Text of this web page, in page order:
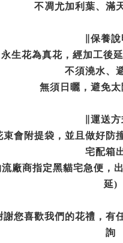
不凋尤加利葉、滿
∥保養說
永生花為真花，經加工後
不須澆水、
無須日曬，避免
∥運送方
束會附提袋，並且做好防
宅配箱
流廠商指定黑貓宅急便，
延)
謝您喜歡我們的花禮，有
詢